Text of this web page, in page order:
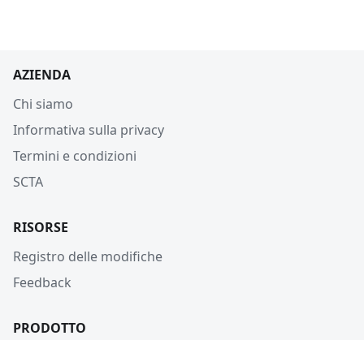
AZIENDA
Chi siamo
Informativa sulla privacy
Termini e condizioni
SCTA
RISORSE
Registro delle modifiche
Feedback
PRODOTTO